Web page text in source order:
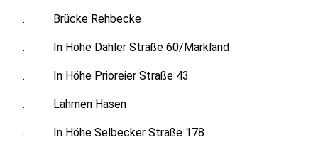
. Brücke Rehbecke
. In Höhe Dahler Straße 60/Markland
. In Höhe Prioreier Straße 43
. Lahmen Hasen
. In Höhe Selbecker Straße 178